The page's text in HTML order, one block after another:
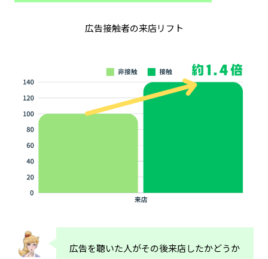
広告接触者の来店リフト
広告を聴いた人がその後来店したかどうか